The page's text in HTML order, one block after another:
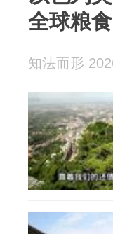
全球粮
知法而形